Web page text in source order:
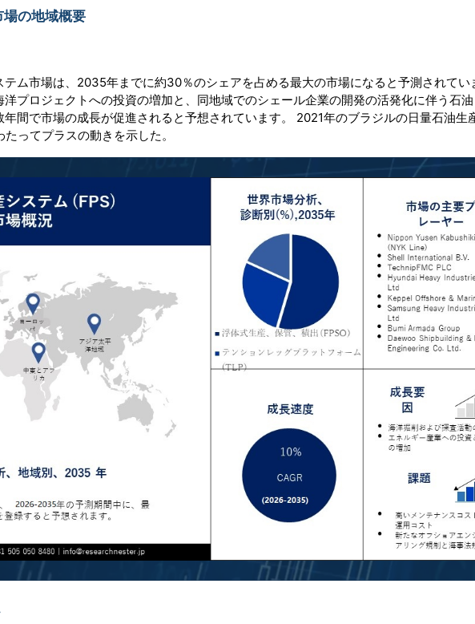
の地域概要
ム市場は、2035年までに約30％のシェアを占める最大の市場になると予測されてい
プロジェクトへの投資の増加と、同地域でのシェール企業の開発の活発化に伴う石
間で市場の成長が促進されると予想されています。 2021年のブラジルの日量石油生
ってプラスの動きを示した。